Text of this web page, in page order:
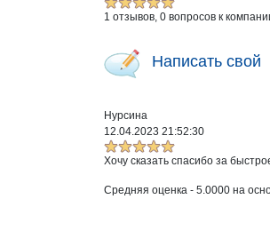
1 отзывов, 0 вопросов к
Написать свой
Нурсина
12.04.2023 21:52:30
Хочу сказать спасибо за
Средняя оценка - 5.0000 на